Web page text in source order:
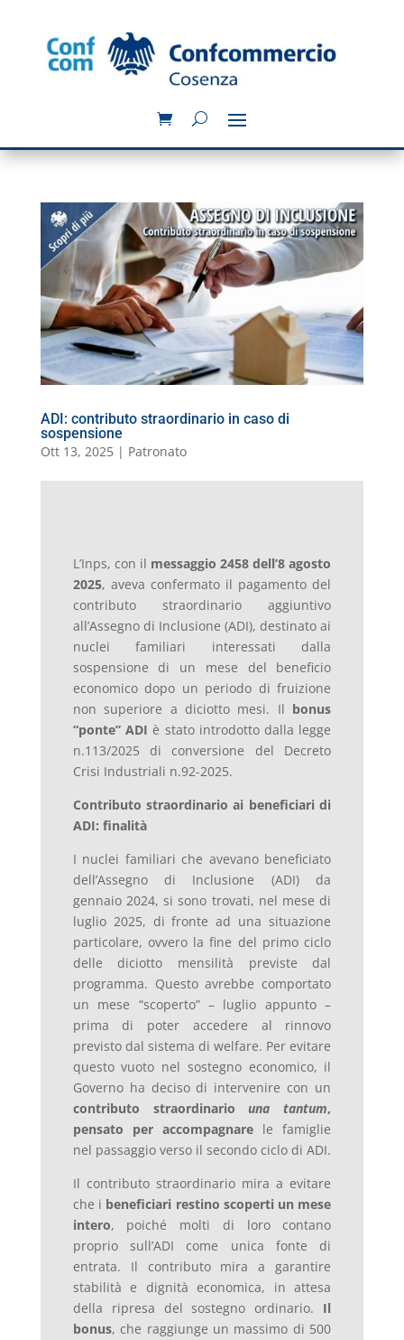
ADI: contributo straordinario in caso di
sospensione
Ott 13, 2025| Patronato
L’Inps, con il messaggio 2458 dell’8 agosto
2025, aveva confermato il pagamento del
contributo straordinario aggiuntivo
all’Assegno di Inclusione (ADI), destinato ai
nuclei familiari interessati dalla
sospensione di un mese del beneficio
economico dopo un periodo di fruizione
non superiore a diciotto mesi. Il bonus
“ponte” ADI è stato introdotto dalla legge
n.113/2025 di conversione del Decreto
Crisi Industriali n.92-2025.
Contributo straordinario ai beneficiari di
ADI: finalità
I nuclei familiari che avevano beneficiato
dell’Assegno di Inclusione (ADI) da
gennaio 2024, si sono trovati, nel mese di
luglio 2025, di fronte ad una situazione
particolare, ovvero la fine del primo ciclo
delle diciotto mensilità previste dal
programma. Questo avrebbe comportato
un mese “scoperto” – luglio appunto –
prima di poter accedere al rinnovo
previsto dal sistema di welfare. Per evitare
questo vuoto nel sostegno economico, il
Governo ha deciso di intervenire con un
contributo straordinariouna tantum,
pensato per accompagnare le famiglie
nel passaggio verso il secondo ciclo di ADI.
Il contributo straordinario mira a evitare
che i beneficiari restino scoperti un mese
intero, poiché molti di loro contano
proprio sull’ADI come unica fonte di
entrata. Il contributo mira a garantire
stabilità e dignità economica, in attesa
della ripresa del sostegno ordinario. Il
bonus, che raggiunge un massimo di 500